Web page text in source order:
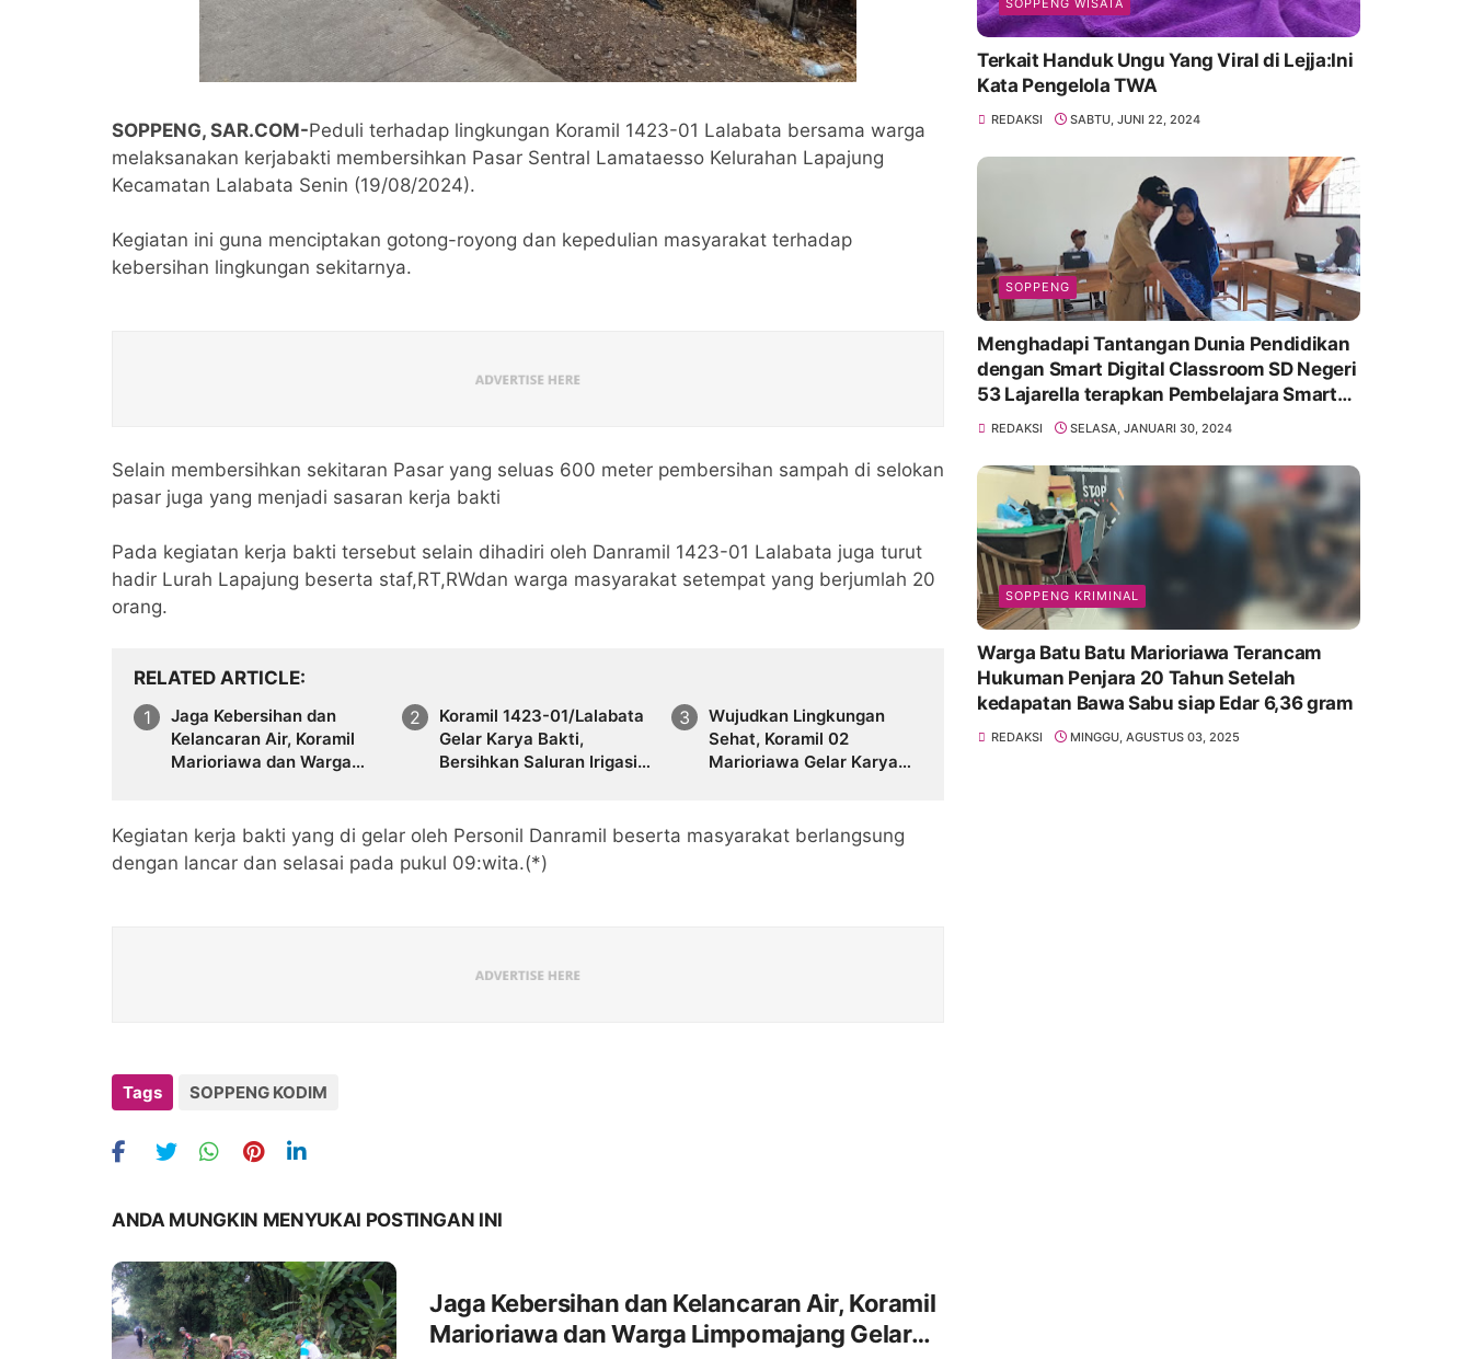
SOPPENG, SAR.COM-Peduli terhadap lingkungan Koramil 1423-01 Lalabata bersama warga
melaksanakan kerjabakti membersihkan Pasar Sentral Lamataesso Kelurahan Lapajung
Kecamatan Lalabata Senin (19/08/2024).
Kegiatan ini guna menciptakan gotong-royong dan kepedulian masyarakat terhadap
kebersihan lingkungan sekitarnya.
Selain membersihkan sekitaran Pasar yang seluas 600 meter pembersihan sampah di selokan
pasar juga yang menjadi sasaran kerja bakti
Pada kegiatan kerja bakti tersebut selain dihadiri oleh Danramil 1423-01 Lalabata juga turut
hadir Lurah Lapajung beserta staf,RT,RWdan warga masyarakat setempat yang berjumlah 20
orang.
RELATED ARTICLE
Jaga Kebersihan dan
Kelancaran Air, Koramil
Marioriawa dan Warga
Koramil 1423-01/Lalabata
Gelar Karya Bakti,
Bersihkan Saluran Irigasi
Wujudkan Lingkungan
Sehat, Koramil 02
Marioriawa Gelar Karya
Kegiatan kerja bakti yang di gelar oleh Personil Danramil beserta masyarakat berlangsung
dengan lancar dan selasai pada pukul 09:wita.(*)
Tags SOPPENG KODIM
ANDA MUNGKIN MENYUKAI POSTINGAN INI
Jaga Kebersihan dan Kelancaran Air, Koramil
Marioriawa dan Warga Limpomajang Gelar
SOPPENG WISATA
Terkait Handuk Ungu Yang Viral di Lejja:Ini
Kata Pengelola TWA
REDAKSI SABTU, JUNI 22, 2024
SOPPENG
Menghadapi Tantangan Dunia Pendidikan
dengan Smart Digital Classroom SD Negeri
53 Lajarella terapkan Pembelajara Smart
Class Device
REDAKSI SELASA, JANUARI 30, 2024
SOPPENG KRIMINAL
Warga Batu Batu Marioriawa Terancam
Hukuman Penjara 20 Tahun Setelah
kedapatan Bawa Sabu siap Edar 6,36 gram
REDAKSI MINGGU, AGUSTUS 03, 2025